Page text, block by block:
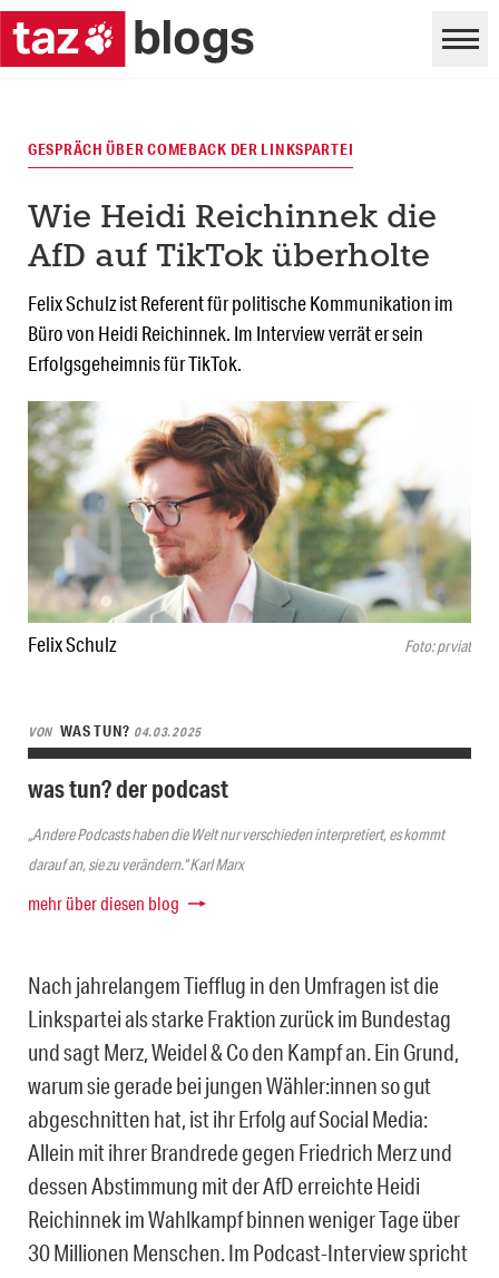
Felix Schulz Foto: prviat
GESPRÄCH ÜBER COMEBACK DER LINKSPARTEI
Wie Heidi Reichinnek die
AfD auf TikTok überholte
Felix Schulz ist Referent für politische Kommunikation im
Büro von Heidi Reichinnek. Im Interview verrät er sein
Erfolgsgeheimnis für TikTok.
VON WAS TUN? 04.03.2025
was tun? der podcast
„Andere Podcasts haben die Welt nur verschieden interpretiert, es kommt
darauf an, sie zu verändern.“ Karl Marx
mehr über diesen blog
Nach jahrelangem Tiefflug in den Umfragen ist die
Linkspartei als starke Fraktion zurück im Bundestag
und sagt Merz, Weidel & Co den Kampf an. Ein Grund,
warum sie gerade bei jungen Wähler:innen so gut
abgeschnitten hat, ist ihr Erfolg auf Social Media:
Allein mit ihrer Brandrede gegen Friedrich Merz und
dessen Abstimmung mit der AfD erreichte Heidi
Reichinnek im Wahlkampf binnen weniger Tage über
30 Millionen Menschen. Im Podcast-Interview spricht